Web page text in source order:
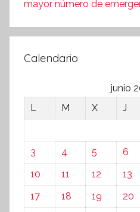
mayor número de
Calendario
junio
L
M X J
3
4 5 6
10
11 12 13
17
18 19 20